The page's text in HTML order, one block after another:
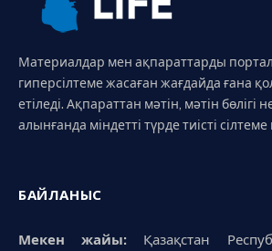
Материалдар мен ақпараттарды портал
гиперсілтеме жасаған жағдайда ғана
етіледі. Ақпараттан мәтін, мәтін бөлігі
алынғанда міндетті түрде тиісті сілтеме
БАЙЛАНЫС
Мекен жайы:Қазақстан